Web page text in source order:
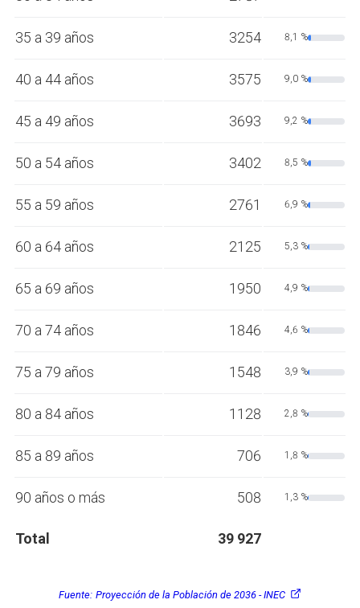
35 a 39 años 3254 8,1 %
40 a 44 años 3575 9,0 %
45 a 49 años 3693 9,2 %
50 a 54 años 3402 8,5 %
55 a 59 años 2761 6,9 %
60 a 64 años 2125 5,3 %
65 a 69 años 1950 4,9 %
70 a 74 años 1846 4,6 %
75 a 79 años 1548 3,9 %
80 a 84 años 1128 2,8 %
85 a 89 años 706 1,8 %
90 años o más 508 1,3 %
Total 39 927
Fuente: Proyección de la Población de 2036 - INEC